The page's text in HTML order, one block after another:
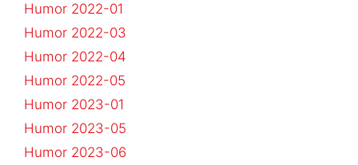
Humor 2022-01
Humor 2022-03
Humor 2022-04
Humor 2022-05
Humor 2023-01
Humor 2023-05
Humor 2023-06